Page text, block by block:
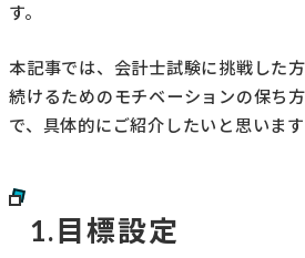
す。
本記事では、会計士試験に挑戦した
続けるためのモチベーションの保ち
で、具体的にご紹介したいと思います
1.目標設定